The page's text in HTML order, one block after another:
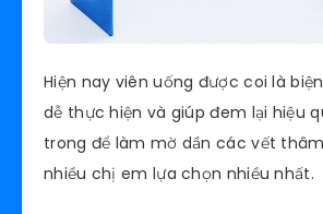
Hiện nay viên uống được coi là
dễ thực hiện và giúp đem lại hiệu
trong để làm mờ dần các vết
nhiều chị em lựa chọn nhiều nhất.